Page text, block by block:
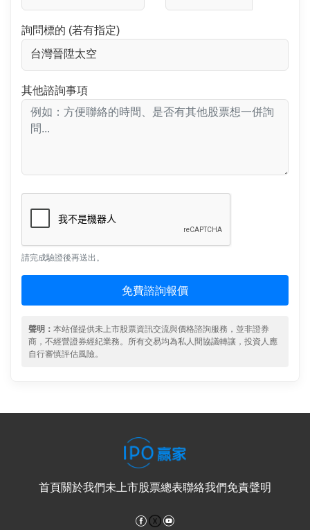
詢問標的 (若有指定)
其他諮詢事項
請完成驗證後再送出。
免費諮詢報價
聲明： 本站僅提供未上市股票資訊交流與價格諮詢服務，並非證券
商，不經營證券經紀業務。所有交易均為私人間協議轉讓，投資人應
自行審慎評估風險。
首頁關於我們未上市股票總表聯絡我們免責聲明
Facebook